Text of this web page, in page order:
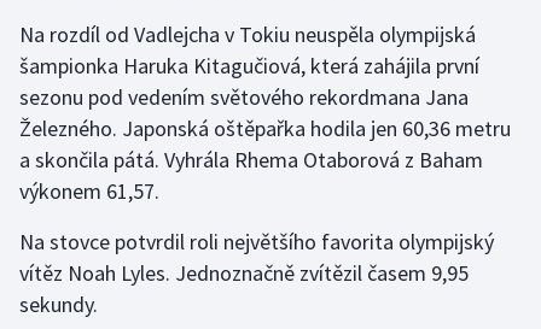
Ragby
Rychlobruslení
Rychlostní kanoistika
Short track
Sportovní střelba
Stolní tenis
Na rozdíl od Vadlejcha v Tokiu neuspěla olympijská
šampionka Haruka Kitagučiová, která zahájila první
sezonu pod vedením světového rekordmana Jana
Železného. Japonská oštěpařka hodila jen 60,36 metru
a skončila pátá. Vyhrála Rhema Otaborová z Baham
výkonem 61,57.
Na stovce potvrdil roli největšího favorita olympijský
vítěz Noah Lyles. Jednoznačně zvítězil časem 9,95
sekundy.